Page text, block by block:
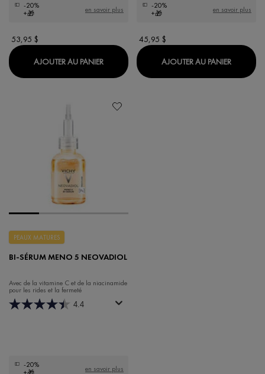
-20%
+🎁
en savoir plus
53,95 $
AJOUTER AU PANIER LIFTACTIV HYALURONIC SPECIALIST H.A.
-20%
+🎁
en savoir plus
45,95 $
AJOUTER AU PANIER
PEAUX MATURES
BI-SÉRUM MENO 5 NEOVADIOL
Avec de la vitamine C et de la niacinamide
pour les rides et la fermeté
4.4
-20%
en savoir plus